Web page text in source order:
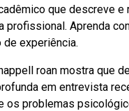
que descreve e
profissional. Aprenda
experiência.
roan mostra que
em entrevista
os problemas